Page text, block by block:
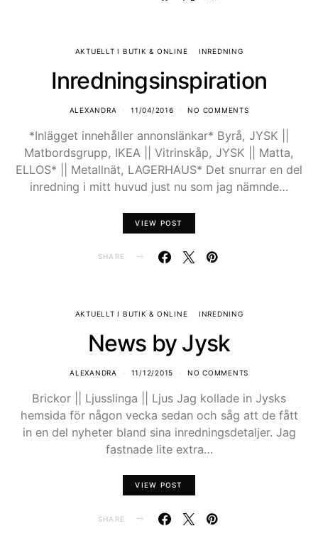
AKTUELLT I BUTIK & ONLINE INREDNING
Inredningsinspiration
ALEXANDRA 11/04/2016 NO COMMENTS
*Inlägget innehåller annonslänkar* Byrå, JYSK ||
Matbordsgrupp, IKEA || Vitrinskåp, JYSK || Matta,
ELLOS* || Metallnät, LAGERHAUS* Det snurrar en del
inredning i mitt huvud just nu som jag nämnde…
VIEW POST
SHARE
AKTUELLT I BUTIK & ONLINE INREDNING
News by Jysk
ALEXANDRA 11/12/2015 NO COMMENTS
Brickor || Ljusslinga || Ljus Jag kollade in Jysks
hemsida för någon vecka sedan och såg att de fått
in en del nyheter bland sina inredningsdetaljer. Jag
fastnade lite extra…
VIEW POST
SHARE